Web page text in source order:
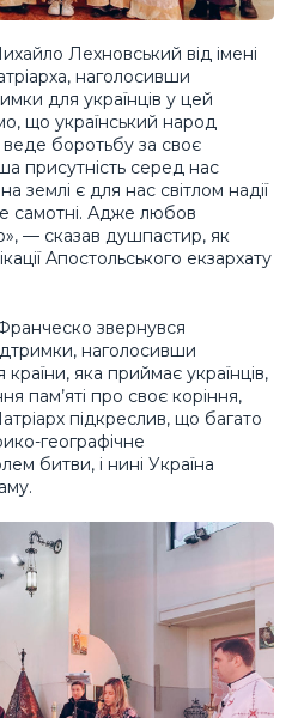
Лехновський від імені
наголосивши
для українців у цей
що український народ
боротьбу за своє
присутність серед нас
землі є для нас світлом надії
самотні. Адже любов
— сказав душпастир, як
Апостольського екзархату
звернувся
наголосивши
яка приймає українців,
пам’яті про своє коріння,
підкреслив, що багато
географічне
битви, і нині Україна